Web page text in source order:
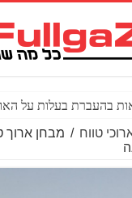
בהעברת בעלות על
טווח /